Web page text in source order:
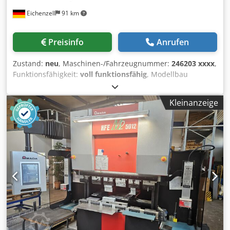
moderner Software-Integration - Vakuumtisch für sicheren
Verbundstoffe, Schaumstoffe, Aluminium und NE-Metalle
Dedpfx Aqsxddk Sepjkr 📐 Technische Daten (2025
Arbeitstisch: 3000 × 1500 mm - X-Achse Verfahrweg: 3000
mm - Y-Achse Verfahrweg: 1500 mm - Z-Achse Verfahrweg:
1200 mm - A-Achse Schwenkbereich: ±120° - C-Achse
Drehbereich: ±360° kontinuierlich - Spindel: 9 kW
Hochfrequenz HSD (18.000 U/min) - Werkzeugwechsler: 8-
fach automatischer Werkzeugwechsler (ATC) - Antrieb:
Servomotoren mit Schrägzahn-Ritzel auf X/Y,
Kugelgewindespindel auf Z - Tisch: Vakuumtisch mit
leistungsstarker 7,5 kW Pumpe, Mehrzonen-Spannung -
Steuerung: Syntec 610MA-ES Industrie-CNC-Steuerung -
Maximale Schnittgeschwindigkeit: bis zu 25 m/min -
Wiederholgenauigkeit: ±0,05 mm - Stromversorgung: 380V
/ 50Hz 📦 Im Lieferumfang enthalten - Komplett
absaugfertige Anlage - Inklusive Werkzeugpaket -
Dokumentation und Bedienungsanleitungen 🌍 Zustand -
Eichenzell 91 km
Preisinfo Anrufen
Zustand: neu, Maschinen-/Fahrzeugnummer: 246203 xxxx,
Funktionsfähigkeit: voll funktionsfähig, Modellbau
Portalfräse - Ideale Basis für den Aufbau von CNC
Maschinen und Applikationen. Die Flachbetteinheit FB2
eignet sich sehr gut für den Einstieg in die CNC-Technik
und ist hervorragend im Modellbau- und Hobbybereich.
Oftmals wird die FB2 auch in der Industrie für die Mess-
und Dosiertechnik eingesetzt, denn sie bietet
umfangreiche Ausbaumöglichkeiten. Auch der Zugriff auf
das isel-Baukastensystem ist bei der Einheit gegeben.
Verschiedene Baugrößen von Verfahrwegen 530 x 500 mm
bis 1030 x 1250 mm und Erweiterungen wie Untergestell
und Umhausung sind verfügbar und individuell
zusammenstellbar. Dkedpfxshqmamj Aqpjr BESTENS
GEEIGNET ZUM: • optimal für den Labor-, Modellbau- und
Werkstattbereich geeignet • Bestücken und Montieren •
Kleinanzeige